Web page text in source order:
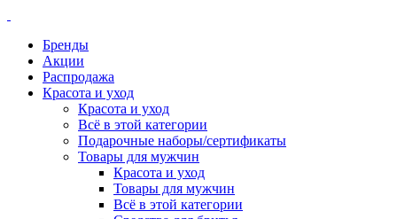
Бренды
Акции
Распродажа
Красота и уход
Красота и уход
Всё в этой категории
Подарочные наборы/сертификаты
Товары для мужчин
Красота и уход
Товары для мужчин
Всё в этой категории